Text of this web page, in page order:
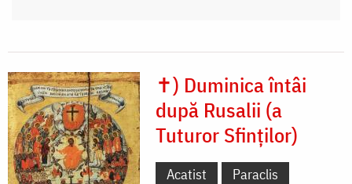
✝) Duminica întâi
după Rusalii (a
Tuturor Sfinților)
Acatist
Paraclis